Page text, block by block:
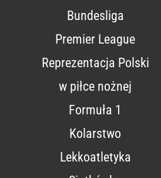
Bundesliga
Premier League
Reprezentacja Polski
w piłce nożnej
Formuła 1
Kolarstwo
Lekkoatletyka